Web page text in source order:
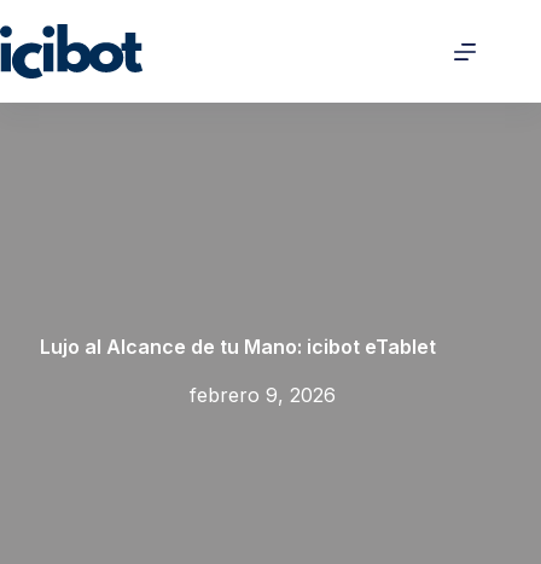
Lujo al Alcance de tu Mano: icibot eTablet
febrero 9, 2026